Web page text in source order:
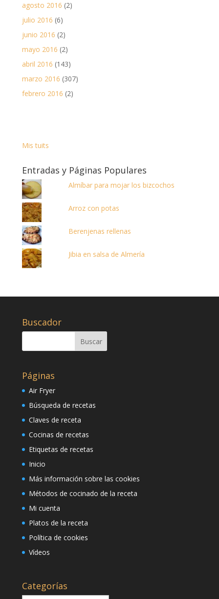
agosto 2016 (2)
julio 2016 (6)
junio 2016 (2)
mayo 2016 (2)
abril 2016 (143)
marzo 2016 (307)
febrero 2016 (2)
Mis tuits
Entradas y Páginas Populares
Almíbar para mojar los bizcochos
Arroz con potas
Berenjenas rellenas
Jibia en salsa de Almería
Buscador
Páginas
Air Fryer
Búsqueda de recetas
Claves de receta
Cocinas de recetas
Etiquetas de recetas
Inicio
Más información sobre las cookies
Métodos de cocinado de la receta
Mi cuenta
Platos de la receta
Política de cookies
Vídeos
Categorías